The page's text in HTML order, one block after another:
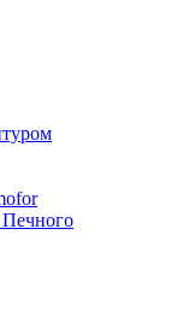
Печного